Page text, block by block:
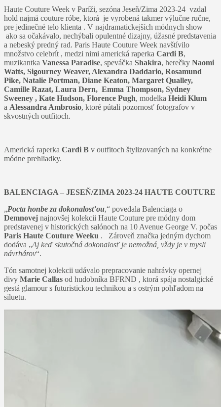
Haute Couture Week v Paríži, sezóna Jeseň/Zima 2023-24 vzdal
hold najmä couture róbe, ktorá je vyrobená takmer výlučne ručne,
pre jedinečné telo klienta . V najdramatickejších módnych show
ako sa očakávalo, nechýbali opulentné dizajny, úžasné predstavenia
a nebeský predný rad. Paris Haute Couture Week navštívilo
množstvo celebrít , medzi nimi americká raperka Cardi B,
muzikantka Vanessa Paradise, speváčka Shakira, herečky Naomi
Watts, Sigourney Weaver, Alexandra Daddario, Rosamund
Pike, Natalie Portman, Diane Keaton, Margaret Qualley,
Camille Razat, Laura Dern, Emma Thompson, Sydney
Sweeney , Kate Hudson, Florence Pugh, modelka Heidi Klum
a Alessandra Ambrosio, ktoré pútali pozornosť fotografov v
skvostných outfitoch.
Americká raperka Cardi B v outfitoch štylizovaných na konkrétne
módne prehliadky.
BALENCIAGA – JESEŇ/ZIMA 2023-24 HAUTE COUTURE
„Pocta honbe za dokonalosťou,“ povedala Balenciaga o
Demnovej najnovšej kolekcii Haute Couture pre módny dom
predstavenej v historických salónoch na 10 Avenue George V. počas
Paris Haute Couture Weeku . Zároveň značka jedným dychom
dodáva „Aj keď skutočná dokonalosť je nemožná, vždy je v mysli
návrhárov“.
Tón samotnej kolekcii udávalo prepracovanie nahrávky opernej
divy Marie Callas od hudobníka BFRND , ktorá spája nostalgické
gestá glamour s futuristickou technikou a s ostrým pohľadom na
siluetu.